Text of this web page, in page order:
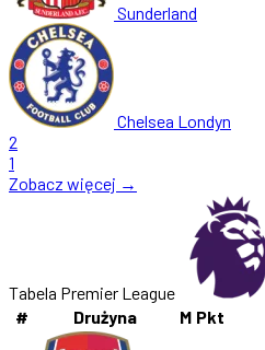
Sunderland
Chelsea Londyn
2
1
Zobacz więcej →
Tabela Premier League
#
Drużyna M Pkt